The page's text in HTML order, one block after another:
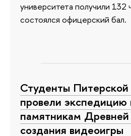
университета получили 132
состоялся офицерский бал.
Студенты
провели экспедицию
памятникам
создания видеоигры